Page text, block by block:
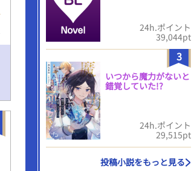
24h.ポイント
39,044pt
3
いつから魔力がないと
錯覚していた!?
24h.ポイント
29,515pt
投稿小説をもっと見る